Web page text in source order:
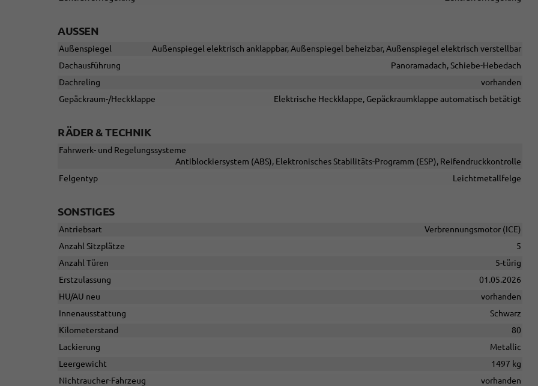
AUSSEN
Außenspiegel
Außenspiegel elektrisch anklappbar, Außenspiegel beheizbar, Außenspiegel elektrisch verstellbar
Dachausführung
Panoramadach, Schiebe-Hebedach
Dachreling
vorhanden
Gepäckraum-/Heckklappe
Elektrische Heckklappe, Gepäckraumklappe automatisch betätigt
RÄDER & TECHNIK
Fahrwerk- und Regelungssysteme
Antiblockiersystem (ABS), Elektronisches Stabilitäts-Programm (ESP), Reifendruckkontrolle
Felgentyp
Leichtmetallfelge
SONSTIGES
Antriebsart
Verbrennungsmotor (ICE)
Anzahl Sitzplätze
5
Anzahl Türen
5-türig
Erstzulassung
01.05.2026
HU/AU neu
vorhanden
Innenausstattung
Schwarz
Kilometerstand
80
Lackierung
Metallic
Leergewicht
1497 kg
Nichtraucher-Fahrzeug
vorhanden